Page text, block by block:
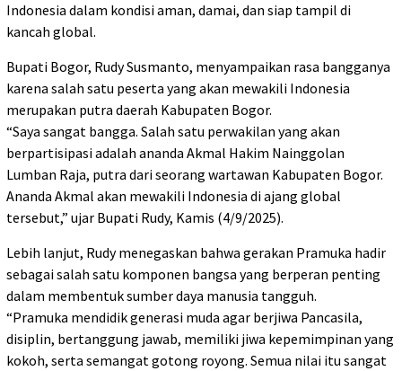
Indonesia dalam kondisi aman, damai, dan siap tampil di
kancah global.
Bupati Bogor, Rudy Susmanto, menyampaikan rasa bangganya
karena salah satu peserta yang akan mewakili Indonesia
merupakan putra daerah Kabupaten Bogor.
“Saya sangat bangga. Salah satu perwakilan yang akan
berpartisipasi adalah ananda Akmal Hakim Nainggolan
Lumban Raja, putra dari seorang wartawan Kabupaten Bogor.
Ananda Akmal akan mewakili Indonesia di ajang global
tersebut,” ujar Bupati Rudy, Kamis (4/9/2025).
Lebih lanjut, Rudy menegaskan bahwa gerakan Pramuka hadir
sebagai salah satu komponen bangsa yang berperan penting
dalam membentuk sumber daya manusia tangguh.
“Pramuka mendidik generasi muda agar berjiwa Pancasila,
disiplin, bertanggung jawab, memiliki jiwa kepemimpinan yang
kokoh, serta semangat gotong royong. Semua nilai itu sangat